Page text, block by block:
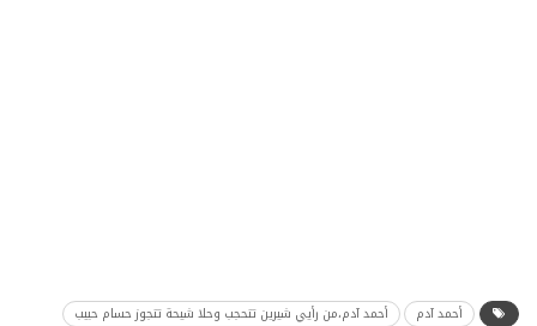
أحمد آدم
أحمد آدم،من رأيي شيرين تتحجب وحلا شيحة تتجوز حسام حبيب